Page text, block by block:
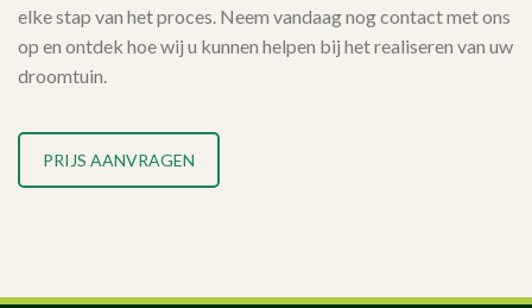
elke stap van het proces. Neem vandaag nog contact met ons
op en ontdek hoe wij u kunnen helpen bij het realiseren van uw
droomtuin.
PRIJS AANVRAGEN